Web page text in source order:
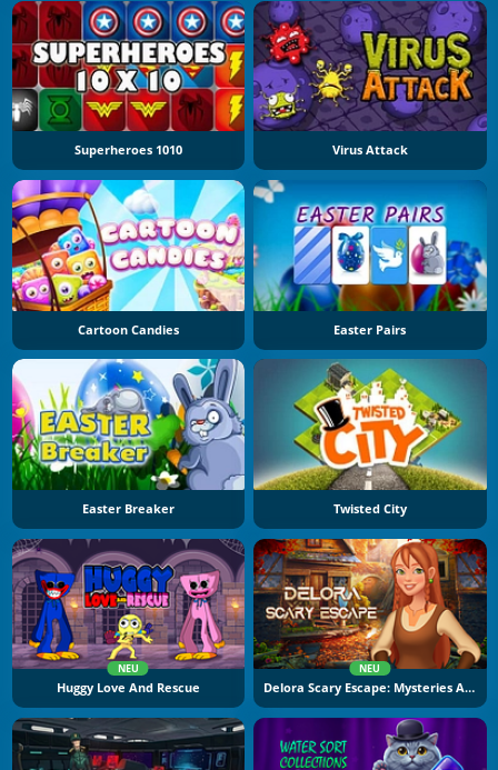
Superheroes 1010 Virus Attack
Cartoon Candies Easter Pairs
Easter Breaker Twisted City
NEU
Huggy Love And Rescue
NEU
Delora Scary Escape: Mysteries Adventure